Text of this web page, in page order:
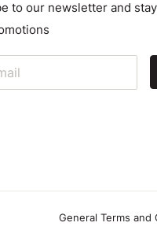
to our newsletter and
General Terms and